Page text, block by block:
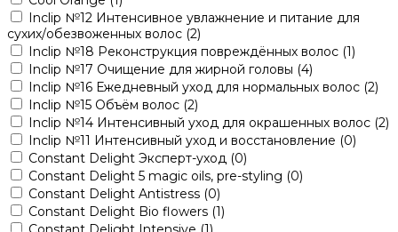
Inclip №12 Интенсивное увлажнение и питание для
сухих/обезвоженных волос (2)
Inclip №18 Реконструкция повреждённых волос (1)
Inclip №17 Очищение для жирной головы (4)
Inclip №16 Ежедневный уход для нормальных волос (2)
Inclip №15 Объём волос (2)
Inclip №14 Интенсивный уход для окрашенных волос (2)
Inclip №11 Интенсивный уход и восстановление (0)
Constant Delight Эксперт-уход (0)
Constant Delight 5 magic oils, pre-styling (0)
Constant Delight Antistress (0)
Constant Delight Bio flowers (1)